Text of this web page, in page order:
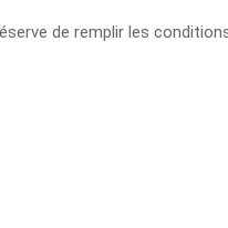
de remplir les conditions